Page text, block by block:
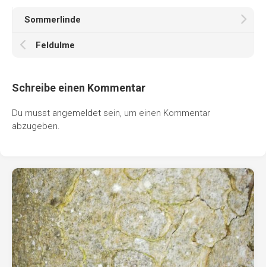
Sommerlinde
Feldulme
Schreibe einen Kommentar
Du musst angemeldet sein, um einen Kommentar
abzugeben.